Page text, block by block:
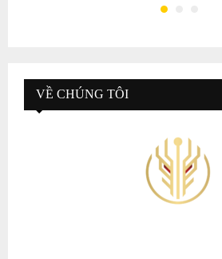
VỀ CHÚNG TÔI